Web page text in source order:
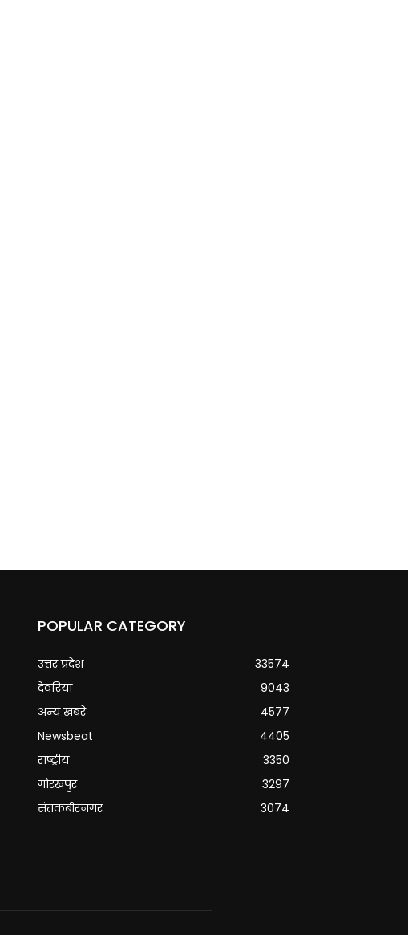
POPULAR CATEGORY
उत्तर प्रदेश
33574
देवरिया
9043
अन्य खबरे
4577
Newsbeat
4405
राष्ट्रीय
3350
गोरखपुर
3297
संतकबीरनगर
3074